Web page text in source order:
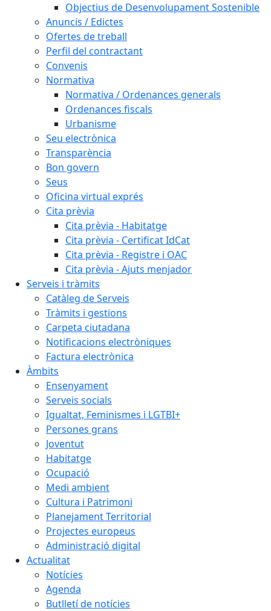
Objectius de Desenvolupament Sostenible
Anuncis / Edictes
Ofertes de treball
Perfil del contractant
Convenis
Normativa
Normativa / Ordenances generals
Ordenances fiscals
Urbanisme
Seu electrònica
Transparència
Bon govern
Seus
Oficina virtual exprés
Cita prèvia
Cita prèvia - Habitatge
Cita prèvia - Certificat IdCat
Cita prèvia - Registre i OAC
Cita prèvia - Ajuts menjador
Serveis i tràmits
Catàleg de Serveis
Tràmits i gestions
Carpeta ciutadana
Notificacions electròniques
Factura electrònica
Àmbits
Ensenyament
Serveis socials
Igualtat, Feminismes i LGTBI+
Persones grans
Joventut
Habitatge
Ocupació
Medi ambient
Cultura i Patrimoni
Planejament Territorial
Projectes europeus
Administració digital
Actualitat
Notícies
Agenda
Butlletí de notícies